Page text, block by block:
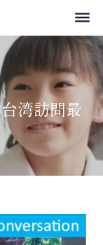
湾訪問最